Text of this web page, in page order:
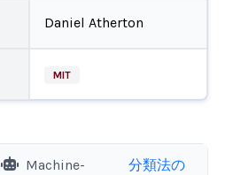
Daniel Atherton
MIT
Machine-
分類法の